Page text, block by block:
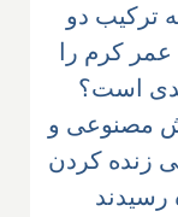
ترکیب دو
کرم را
مصنوعی و
زنده کردن
رسیدند